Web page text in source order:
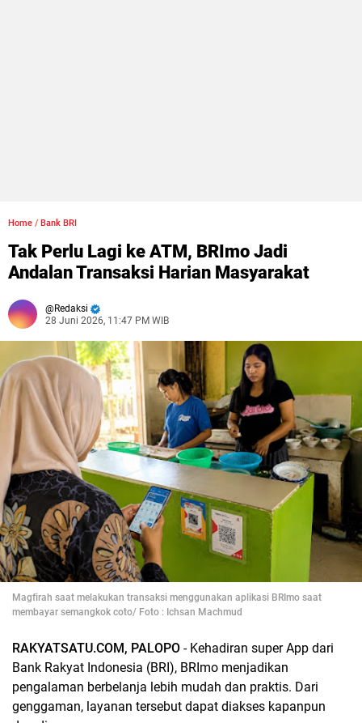
Home / Bank BRI
Tak Perlu Lagi ke ATM, BRImo Jadi
Andalan Transaksi Harian Masyarakat
Redaksi
28 Juni 2026, 11:47 PM WIB
Magfirah saat melakukan transaksi menggunakan aplikasi BRImo saat
membayar semangkok coto/ Foto : Ichsan Machmud
RAKYATSATU.COM, PALOPO - Kehadiran super App dari
Bank Rakyat Indonesia (BRI), BRImo menjadikan
pengalaman berbelanja lebih mudah dan praktis. Dari
genggaman, layanan tersebut dapat diakses kapanpun